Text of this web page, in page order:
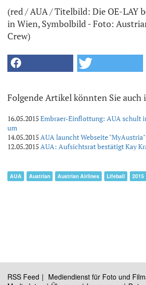
(red / AUA / Titelbild: Die OE-LAY
in Wien, Symbolbild - Foto:
Crew)
Folgende Artikel könnten Sie auch
16.05.2015Embraer-Einflottung: AUA schult
um
14.05.2015AUA launcht Webseite "MyAustria"
12.05.2015AUA: Aufsichtsrat bestätigt Kay
AUA Austrian Austrian Airlines Lifeball 2015
RSS Feed
Mediendienst für Foto und